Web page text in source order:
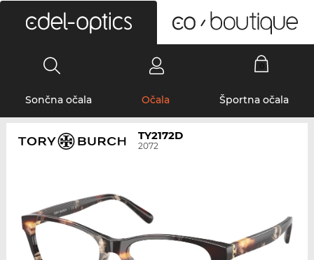
Sončna očala Očala Športna očala
TY2172D
2072